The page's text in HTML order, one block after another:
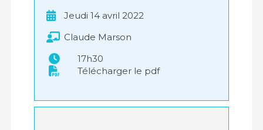
Jeudi 14 avril 2022
Claude Marson
17h30
Télécharger le pdf